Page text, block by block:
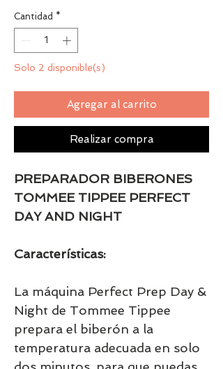
Cantidad *
Solo 2 disponible(s)
Agregar al carrito
Realizar compra
PREPARADOR BIBERONES
TOMMEE TIPPEE PERFECT
DAY AND NIGHT
Características:
La máquina Perfect Prep Day &
Night de Tommee Tippee
prepara el biberón a la
temperatura adecuada en solo